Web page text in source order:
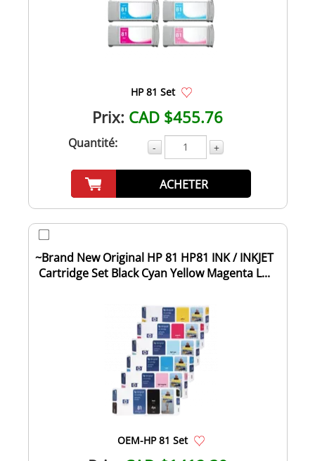
HP 81 Set
Prix: CAD $455.76
Quantité: - +
ACHETER
~Brand New Original HP 81 HP81 INK / INKJET
Cartridge Set Black Cyan Yellow Magenta L...
OEM-HP 81 Set